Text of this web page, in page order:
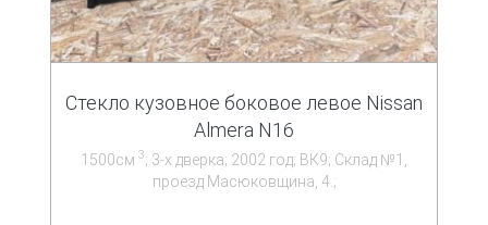
Стекло кузовное боковое левое Nissan
Almera N16
1500см 3; 3-х дверка; 2002 год; ВК9; Склад №1,
проезд Масюковщина, 4.;